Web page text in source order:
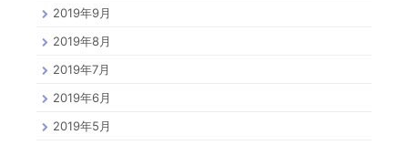
2019年9月
2019年8月
2019年7月
2019年6月
2019年5月